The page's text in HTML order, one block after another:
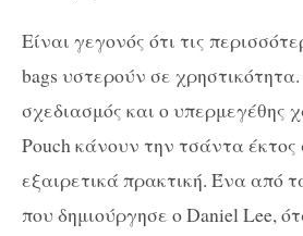
Είναι γεγονός ότι τις
bags υστερούν σε
σχεδιασμός και ο υπερμεγέθης
Pouch κάνουν την τσάντα έκτος
εξαιρετικά πρακτική. Ένα από
που δημιούργησε ο Daniel Lee,